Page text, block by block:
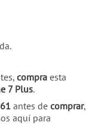
compra esta
7 Plus.
antes de comprar,
aquí para